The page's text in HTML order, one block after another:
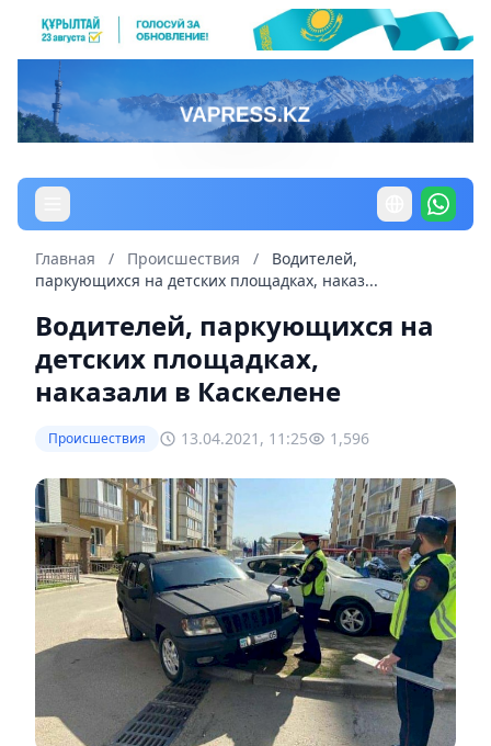
Главная / Происшествия /
Водителей,
паркующихся на детских площадках, наказ...
Водителей, паркующихся на
детских площадках,
наказали в Каскелене
Происшествия 13.04.2021, 11:25 1,596